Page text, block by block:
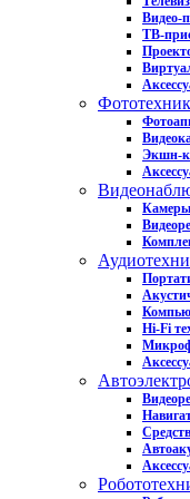
Видео-
ТВ-
Экшн-
Камеры
Hi-Fi